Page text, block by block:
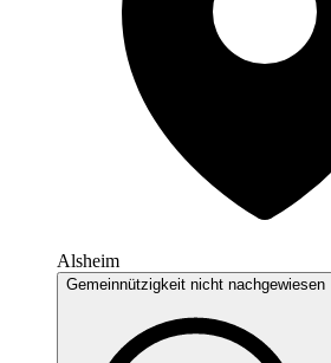
Alsheim
Gemeinnützigkeit nicht nachgewiesen